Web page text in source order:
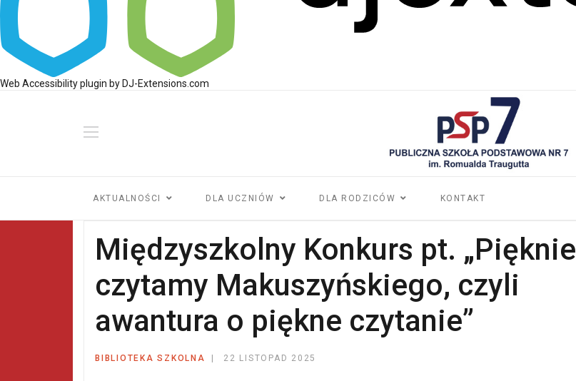
Web Accessibility plugin by DJ-Extensions.com
AKTUALNOŚCI DLA UCZNIÓW DLA RODZICÓW KONTAKT
Międzyszkolny Konkurs pt. „Pięknie
czytamy Makuszyńskiego, czyli
awantura o piękne czytanie”
BIBLIOTEKA SZKOLNA 22 LISTOPAD 2025